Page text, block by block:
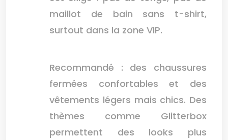
maillot de bain sans t-shirt,
surtout dans la zone VIP.
Recommandé : des chaussures
fermées confortables et des
vêtements légers mais chics. Des
thèmes comme Glitterbox
permettent des looks plus